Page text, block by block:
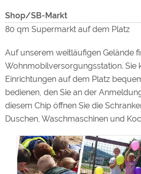
Shop/SB-Markt
80 qm Supermarkt auf dem Platz
Auf unserem weitläufigen Gelände
Wohnmobilversorgungsstation. Sie
Einrichtungen auf dem Platz
bedienen, den Sie an der
diesem Chip öffnen Sie die
Duschen, Waschmaschinen und